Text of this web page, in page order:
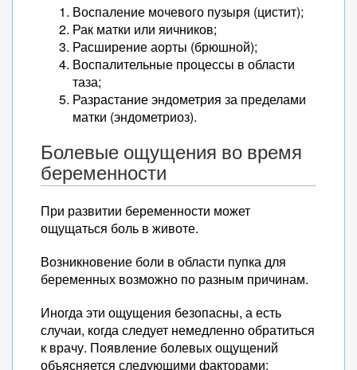
Воспаление мочевого пузыря (цистит);
Рак матки или яичников;
Расширение аорты (брюшной);
Воспалительные процессы в области
таза;
Разрастание эндометрия за пределами
матки (эндометриоз).
Болевые ощущения во время
беременности
При развитии беременности может
ощущаться боль в животе.
Возникновение боли в области пупка для
беременных возможно по разным причинам.
Иногда эти ощущения безопасны, а есть
случаи, когда следует немедленно обратиться
к врачу. Появление болевых ощущений
объясняется следующими факторами: